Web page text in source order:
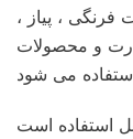
، پیاز ،
ذرت و محصولات